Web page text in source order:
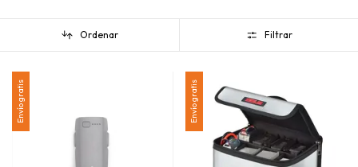
Ordenar Filtrar
Envío gratis Envío gratis